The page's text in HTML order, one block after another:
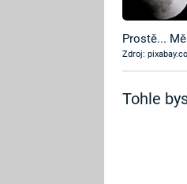
Prostě...
Zdroj:
Tohle